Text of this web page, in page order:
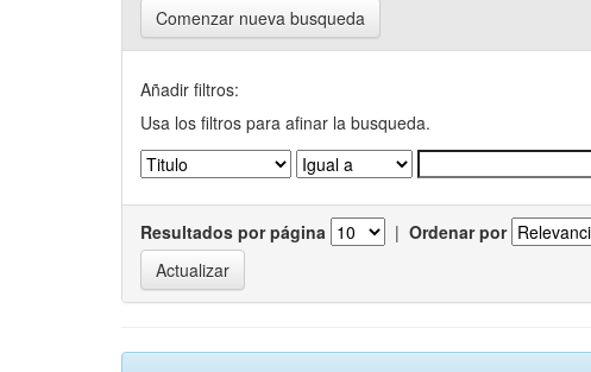
Comenzar nueva busqueda
Añadir filtros:
Usa los filtros para afinar la busqueda.
Resultados por página | Ordenar por